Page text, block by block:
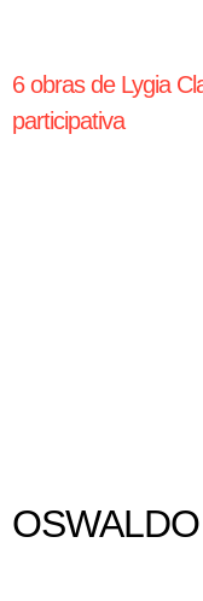
6 obras de Lygia
participativa